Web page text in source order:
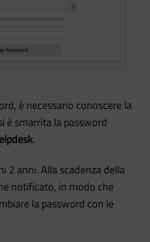
è necessario conoscere la
è smarrita la password
.
2 anni. Alla scadenza della
notificato, in modo che
la password con le